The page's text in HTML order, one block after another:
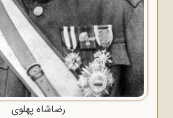
رضاشاه پهلوی